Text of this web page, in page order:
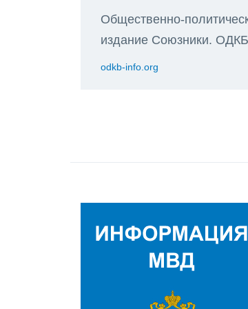
Общественно-
издание Союзники. ОДКБ
odkb-info.org